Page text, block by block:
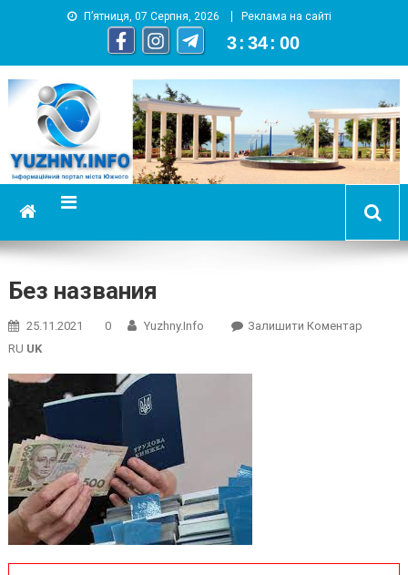
П’ятниця, 07 Серпня, 2026 Реклама на сайті
3 : 34 : 00
YUZHNY.INFO
информационный портал города Южный
Без названия
25.11.2021 0 Yuzhny.info Залишити КоментарOn
RU UK